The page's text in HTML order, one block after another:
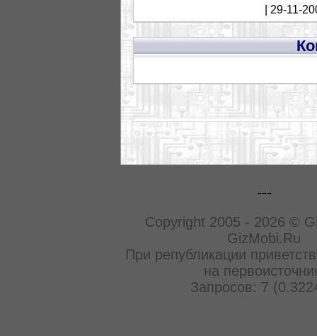
| 29-11-
---
Copyright 2005 - 2026 ©
GizMobi.Ru
При републикации
на
Запросов: 7